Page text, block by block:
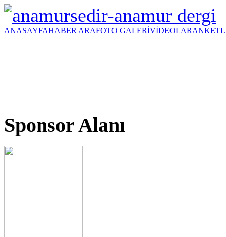
ANASAYFAHABER ARAFOTO GALERİVİDEOLAR
Sponsor Alanı